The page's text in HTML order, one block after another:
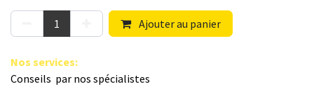
Ajouter au panier
Nos s​ervices:
Conseils par nos spé​cialistes